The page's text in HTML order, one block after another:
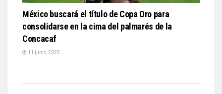
México buscará el título de Copa Oro para
consolidarse en la cima del palmarés de la
Concacaf
11 junio, 2025